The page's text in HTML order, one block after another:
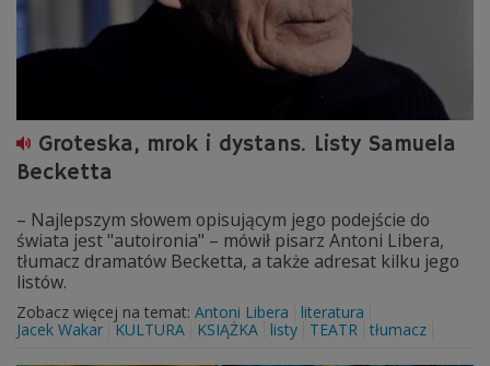
Groteska, mrok i dystans. Listy Samuela
Becketta
– Najlepszym słowem opisującym jego podejście do
świata jest "autoironia" – mówił pisarz Antoni Libera,
tłumacz dramatów Becketta, a także adresat kilku jego
listów.
Zobacz więcej na temat: Antoni Libera
literatura
Jacek Wakar KULTURA KSIĄŻKA listy TEATR tłumacz